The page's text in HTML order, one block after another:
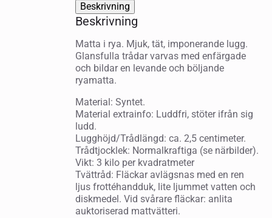
Beskrivning
Beskrivning
Matta i rya. Mjuk, tät, imponerande lugg.
Glansfulla trådar varvas med enfärgade
och bildar en levande och böljande
ryamatta.
Material: Syntet.
Material extrainfo: Luddfri, stöter ifrån sig
ludd.
Lugghöjd/Trådlängd: ca. 2,5 centimeter.
Trådtjocklek: Normalkraftiga (se närbilder).
Vikt: 3 kilo per kvadratmeter
Tvättråd: Fläckar avlägsnas med en ren
ljus frottéhandduk, lite ljummet vatten och
diskmedel. Vid svårare fläckar: anlita
auktoriserad mattvätteri.